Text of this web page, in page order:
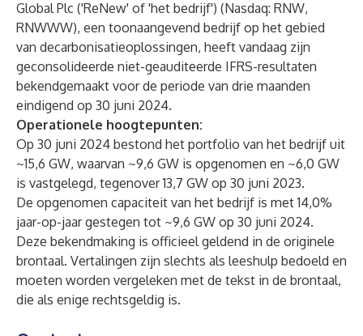
Global Plc ('ReNew' of 'het bedrijf') (Nasdaq: RNW,
RNWWW), een toonaangevend bedrijf op het gebied
van decarbonisatieoplossingen, heeft vandaag zijn
geconsolideerde niet-geauditeerde IFRS-resultaten
bekendgemaakt voor de periode van drie maanden
eindigend op 30 juni 2024.
Operationele hoogtepunten:
Op 30 juni 2024 bestond het portfolio van het bedrijf uit
~15,6 GW, waarvan ~9,6 GW is opgenomen en ~6,0 GW
is vastgelegd, tegenover 13,7 GW op 30 juni 2023.
De opgenomen capaciteit van het bedrijf is met 14,0%
jaar-op-jaar gestegen tot ~9,6 GW op 30 juni 2024.
Deze bekendmaking is officieel geldend in de originele
brontaal. Vertalingen zijn slechts als leeshulp bedoeld en
moeten worden vergeleken met de tekst in de brontaal,
die als enige rechtsgeldig is.